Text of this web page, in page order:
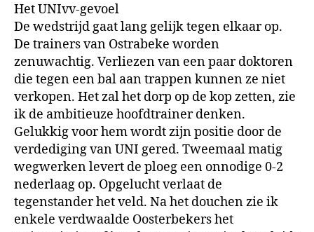
Het UNIvv-gevoel
De wedstrijd gaat lang gelijk tegen elkaar op.
De trainers van Ostrabeke worden
zenuwachtig. Verliezen van een paar doktoren
die tegen een bal aan trappen kunnen ze niet
verkopen. Het zal het dorp op de kop zetten, zie
ik de ambitieuze hoofdtrainer denken.
Gelukkig voor hem wordt zijn positie door de
verdediging van UNI gered. Tweemaal matig
wegwerken levert de ploeg een onnodige 0-2
nederlaag op. Opgelucht verlaat de
tegenstander het veld. Na het douchen zie ik
enkele verdwaalde Oosterbekers het